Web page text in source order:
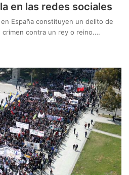
en las redes sociales
España constituyen un delito de
crimen contra un rey o reino.…